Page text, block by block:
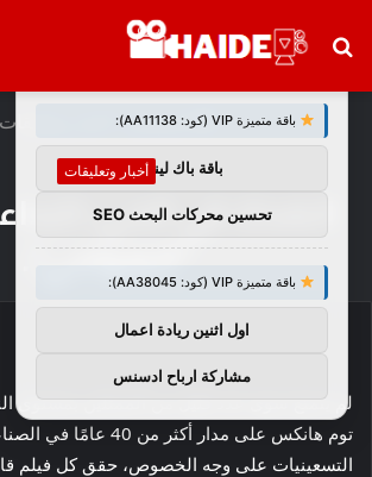
بحث
الرئيسية/ أخبار وتعليقات
أخبار وتعليقات
الضحك في الحي: النداء
“الضواحي”.
لم يتمتع سوى عدد قليل من الممثلين بمستوى
توم هانكس على مدار أكثر من 40
التسعينيات على وجه الخصوص، حقق كل فيلم قام
توصيات :
باقة متميزة VIP (كود: AA11138):
باقة باك لينك
تحسين محركات البحث SEO
باقة متميزة VIP (كود: AA38045):
اول اثنين ريادة اعمال
مشاركة ارباح ادسنس